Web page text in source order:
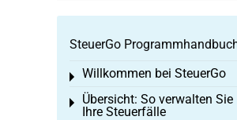
SteuerGo
Willkommen bei SteuerGo
Toggle menu
Übersicht: So verwalten Sie
Ihre Steuerfälle
Toggle menu